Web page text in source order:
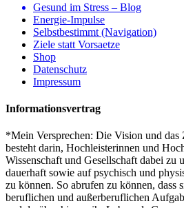
Gesund im Stress – Blog
Energie-Impulse
Selbstbestimmt (Navigation)
Ziele statt Vorsaetze
Shop
Datenschutz
Impressum
Informationsvertrag
*Mein Versprechen: Die Vision und
besteht darin, Hochleisterinnen und
Wissenschaft und Gesellschaft dabei zu
dauerhaft sowie auf psychisch und
zu können. So abrufen zu können, dass
beruflichen und außerberuflichen